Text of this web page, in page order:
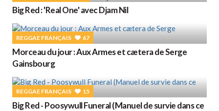
Big Red : 'Real One' avec Djam Nil
REGGAE FRANÇAIS 67
Morceau du jour : Aux Armes et cætera de Serge
Gainsbourg
REGGAE FRANÇAIS 15
Big Red - Poosywull Funeral (Manuel de survie dans ce